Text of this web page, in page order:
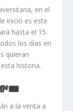
en el
inicio es este
hasta el 15
los días en
quieran
historia.
a la venta a